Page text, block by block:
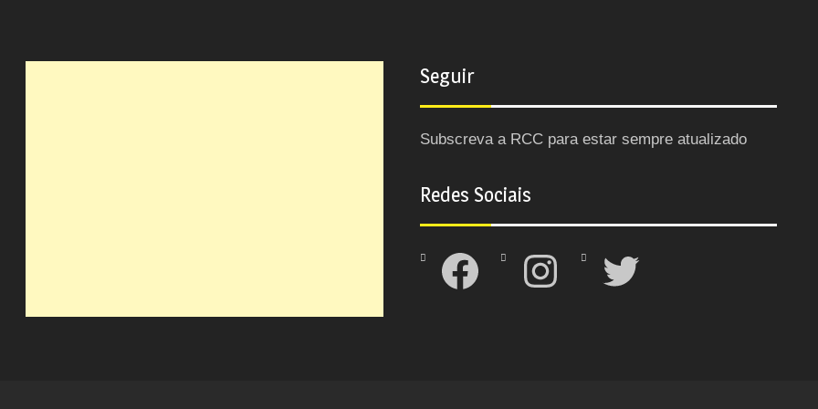
Seguir
Subscreva a RCC para estar sempre atualizado
Redes Sociais
Facebook Instagram Twitter